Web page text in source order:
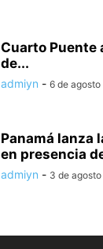
Cuarto Puente
de...
admiyn - 6 de
Panamá lanza
en presencia
admiyn - 3 de